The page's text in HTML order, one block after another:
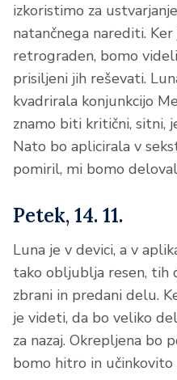
izkoristimo za
natančnega narediti.
retrograden, bomo
prisiljeni jih reševati.
kvadrirala konjunkcijo
znamo biti kritični, sitni,
Nato bo aplicirala v
pomiril, mi bomo
Petek, 14. 11.
Luna je v devici, a v
tako obljublja resen, tih
zbrani in predani delu.
je videti, da bo veliko
za nazaj. Okrepljena bo
bomo hitro in učinkovito